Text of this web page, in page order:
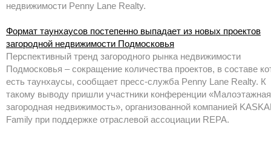
недвижимости Penny Lane Realty.
Формат таунхаусов постепенно выпадает из новых проектов
загородной недвижимости Подмосковья
Перспективный тренд загородного рынка недвижимости
Подмосковья – сокращение количества проектов, в составе
есть таунхаусы, сообщает пресс-служба Penny Lane Realty. К
такому выводу пришли участники конференции «Малоэтажная
загородная недвижимость», организованной компанией
Family при поддержке отраслевой ассоциации REPA.